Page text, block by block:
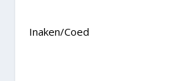
Inaken/Coed